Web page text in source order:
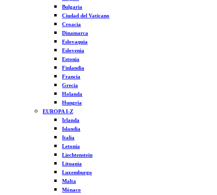
Bulgaria
Ciudad del Vaticano
Croacia
Dinamarca
Eslovaquia
Eslovenia
Estonia
Finlandia
Francia
Grecia
Holanda
Hungría
EUROPA I-Z
Irlanda
Islandia
Italia
Letonia
Liechtenstein
Lituania
Luxemburgo
Malta
Mónaco